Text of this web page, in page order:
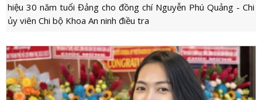
hiệu 30 năm tuổi Đảng cho đồng chí Nguyễn Phú Quảng - Chi
ủy viên Chi bộ Khoa An ninh điều tra